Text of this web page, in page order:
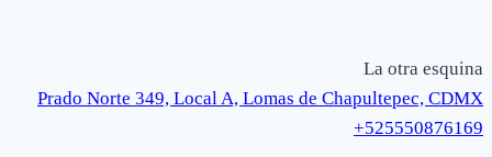
La otra esquina
Prado Norte 349, Local A, Lomas de Chapultepec, CDMX
+525550876169